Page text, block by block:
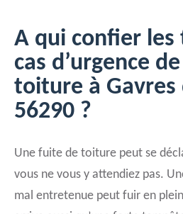
A qui confier les
cas d’urgence
toiture à Gavres
56290 ?
Une fuite de toiture peut se
vous ne vous y attendiez pas.
mal entretenue peut fuir en